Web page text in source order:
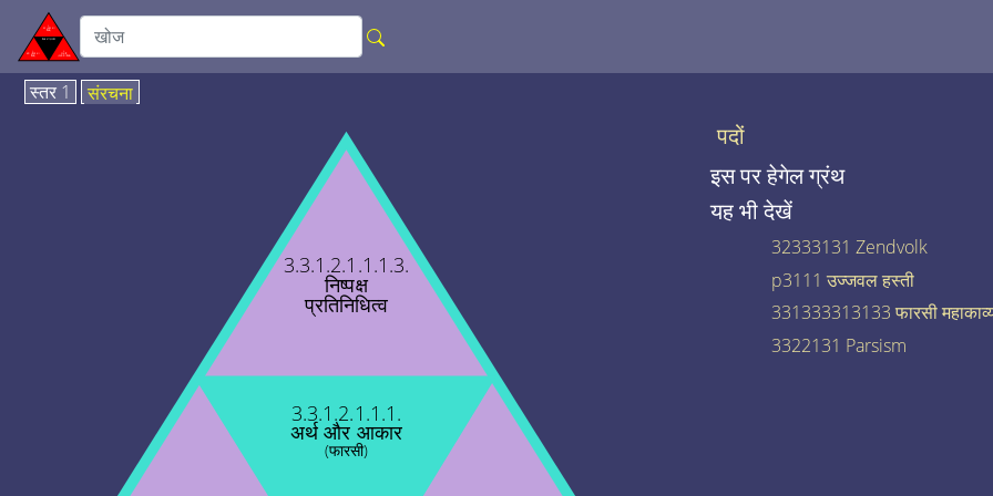
स्तर 1 संरचना
3.3.1.2.1.1.1.
अर्थ और आकार
(फारसी)
3.3.1.2.1.1.1.3.
निष्पक्ष
प्रतिनिधित्व
पदों
इस पर हेगेल ग्रंथ
यह भी देखें
32333131 Zendvolk
p3111 उज्जवल हस्ती
331333313133 फारसी
3322131 Parsism